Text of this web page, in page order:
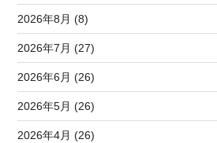
2026年8月 (8)
2026年7月 (27)
2026年6月 (26)
2026年5月 (26)
2026年4月 (26)